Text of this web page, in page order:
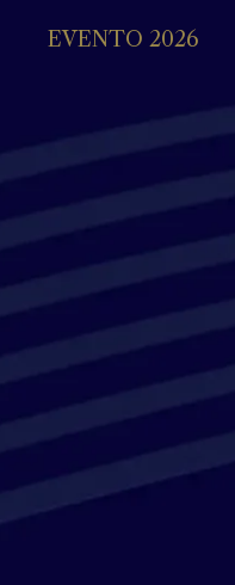
EVENTO 2026